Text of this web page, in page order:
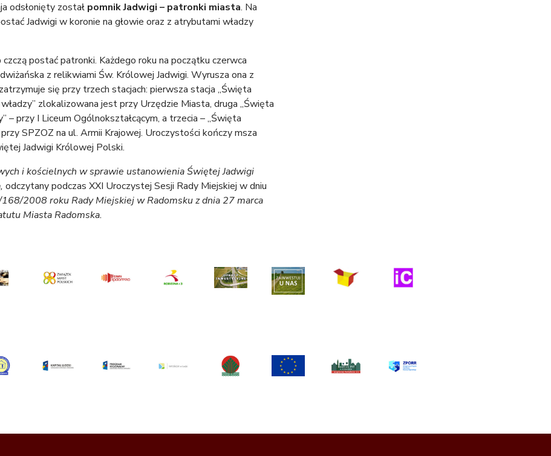
odsłonięty został pomnik Jadwigi – patronki miasta. Na
Jadwigi w koronie na głowie oraz z atrybutami władzy
postać patronki. Każdego roku na początku czerwca
z relikwiami Św. Królowej Jadwigi. Wyrusza ona z
się przy trzech stacjach: pierwsza stacja „Święta
zlokalizowana jest przy Urzędzie Miasta, druga „Święta
– przy I Liceum Ogólnokształcącym, a trzecia – „Święta
SPZOZ na ul. Armii Krajowej. Uroczystości kończy msza
Jadwigi Królowej Polski.
i kościelnych w sprawie ustanowienia Świętej Jadwigi
odczytany podczas XXI Uroczystej Sesji Rady Miejskiej w dniu
168/2008 roku Rady Miejskiej w Radomsku z dnia 27 marca
Miasta Radomska.